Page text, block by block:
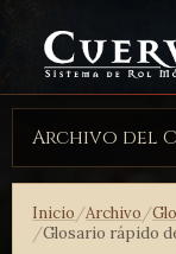
Archivo del
Inicio/Archivo/
/Glosario rápido